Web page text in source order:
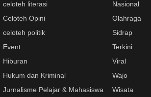
celoteh literasi
Celoteh Opini
celoteh politik
Event
Hiburan
Hukum dan Kriminal
Jurnalisme Pelajar & Mahasiswa
Nasional
Olahraga
Sidrap
Terkini
Viral
Wajo
Wisata